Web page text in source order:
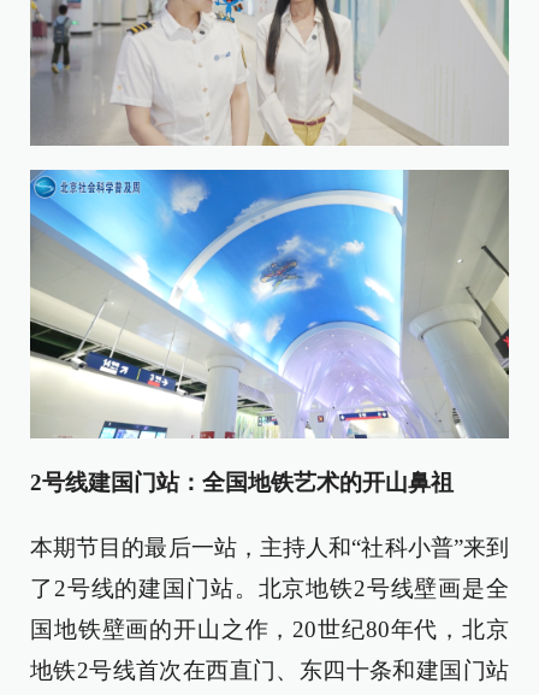
2号线建国门站：全国地铁艺术的开山鼻祖
本期节目的最后一站，主持人和“社科小普”来到
了2号线的建国门站。北京地铁2号线壁画是全
国地铁壁画的开山之作，20世纪80年代，北京
地铁2号线首次在西直门、东四十条和建国门站